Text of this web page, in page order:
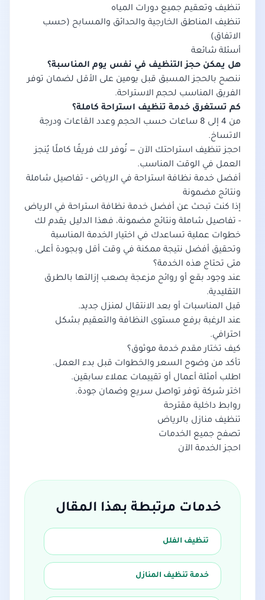
تنظيف وتعقيم جميع دورات المياه
تنظيف المناطق الخارجية والحدائق والمسابح (حسب
الاتفاق)
أسئلة شائعة
هل يمكن حجز التنظيف في نفس يوم المناسبة؟
ننصح بالحجز المسبق قبل يومين على الأقل لضمان توفر
الفريق المناسب لحجم الاستراحة.
كم تستغرق خدمة تنظيف استراحة كاملة؟
من 4 إلى 8 ساعات حسب الحجم وعدد القاعات ودرجة
الاتساخ.
احجز تنظيف استراحتك الآن — نُوفر لك فريقًا كاملًا يُنجز
العمل في الوقت المناسب.
أفضل خدمة نظافة استراحة في الرياض - تفاصيل شاملة
ونتائج مضمونة
إذا كنت تبحث عن أفضل خدمة نظافة استراحة في الرياض
- تفاصيل شاملة ونتائج مضمونة، فهذا الدليل يقدم لك
خطوات عملية تساعدك في اختيار الخدمة المناسبة
وتحقيق أفضل نتيجة ممكنة في وقت أقل وبجودة أعلى.
متى تحتاج هذه الخدمة؟
عند وجود بقع أو روائح مزعجة يصعب إزالتها بالطرق
التقليدية.
قبل المناسبات أو بعد الانتقال لمنزل جديد.
عند الرغبة برفع مستوى النظافة والتعقيم بشكل
احترافي.
كيف تختار مقدم خدمة موثوق؟
تأكد من وضوح السعر والخطوات قبل بدء العمل.
اطلب أمثلة أعمال أو تقييمات عملاء سابقين.
اختر شركة توفر تواصل سريع وضمان جودة.
روابط داخلية مقترحة
تنظيف منازل بالرياض
تصفح جميع الخدمات
احجز الخدمة الآن
خدمات مرتبطة بهذا المقال
تنظيف الفلل
خدمة تنظيف المنازل